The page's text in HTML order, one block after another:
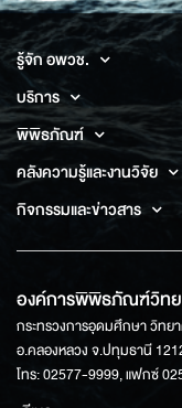
รู้จัก อพวช.
บริการ
พิพิธภัณฑ์
คลังความรู้และงานวิจัย
กิจกรรมและข่าวสาร
องค์การพิพิธภัณฑ์วิทย
กระทรวงการอุดมศึกษา วิทย
อ.คลองหลวง จ.ปทุมธานี
โทร: 02577-9999, แฟกซ์